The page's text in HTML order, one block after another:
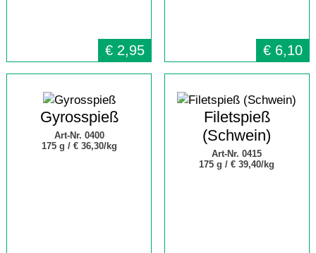
€ 2,95 € 6,10
Gyrosspieß
Art-Nr. 0400
175 g / € 36,30/kg
Filetspieß
(Schwein)
Art-Nr. 0415
175 g /€ 39,40/kg